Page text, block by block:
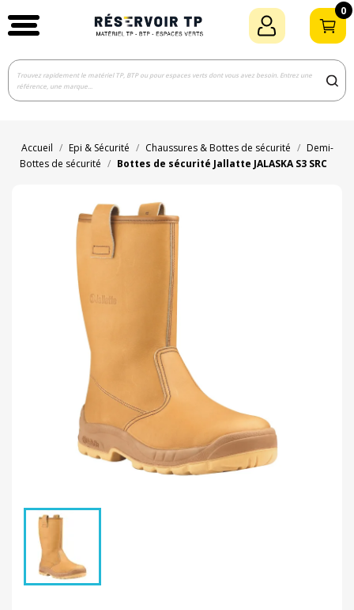
0
Accueil Epi & Sécurité Chaussures & Bottes de sécurité
Demi-
Bottes de sécurité
Bottes de sécurité Jallatte JALASKA S3 SRC